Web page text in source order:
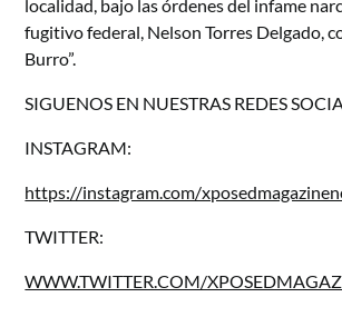
localidad, bajo las órdenes del infame
fugitivo federal, Nelson Torres Delgado,
Burro”.
SIGUENOS EN NUESTRAS REDES
INSTAGRAM:
https://instagram.com/
TWITTER:
WWW.TWITTER.COM/